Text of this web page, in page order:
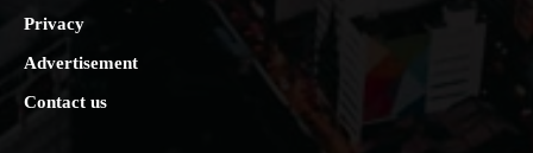
Privacy
Advertisement
Contact us